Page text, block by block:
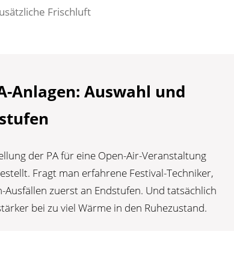
Frischluft
Anlagen: Auswahl und
der PA für eine Open-Air-Veranstaltung
Fragt man erfahrene Festival-Techniker,
zuerst an Endstufen. Und tatsächlich
bei zu viel Wärme in den Ruhezustand.